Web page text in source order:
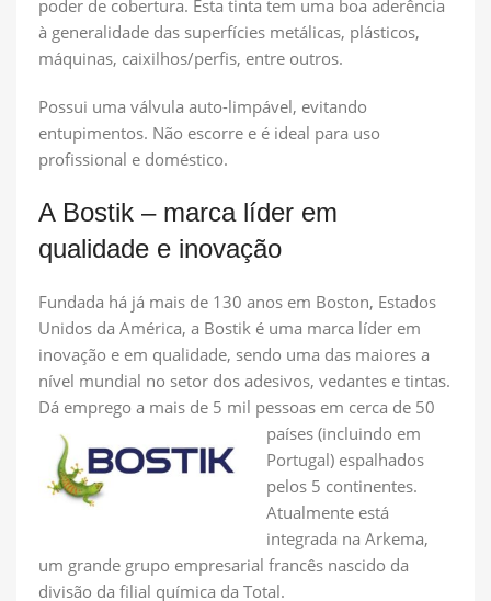
poder de cobertura. Esta tinta tem uma boa aderência
à generalidade das superfícies metálicas, plásticos,
máquinas, caixilhos/perfis, entre outros.
Possui uma válvula auto-limpável, evitando
entupimentos. Não escorre e é ideal para uso
profissional e doméstico.
A Bostik – marca líder em
qualidade e inovação
Fundada há já mais de 130 anos em Boston, Estados
Unidos da América, a Bostik é uma marca líder em
inovação e em qualidade, sendo uma das maiores a
nível mundial no setor dos adesivos, vedantes e tintas.
Dá emprego a mais de 5 mil pessoas em cerca de 50
países (incluindo em
Portugal) espalhados
pelos 5 continentes.
Atualmente está
integrada na Arkema,
um grande grupo empresarial francês nascido da
divisão da filial química da Total.